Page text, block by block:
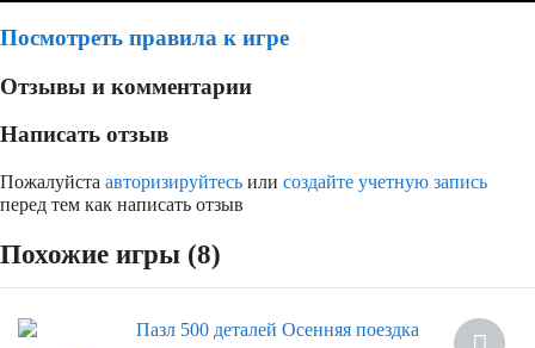
Посмотреть правила к игре
Отзывы и комментарии
Написать отзыв
Пожалуйста авторизируйтесь или создайте учетную запись
перед тем как написать отзыв
Похожие игры (8)